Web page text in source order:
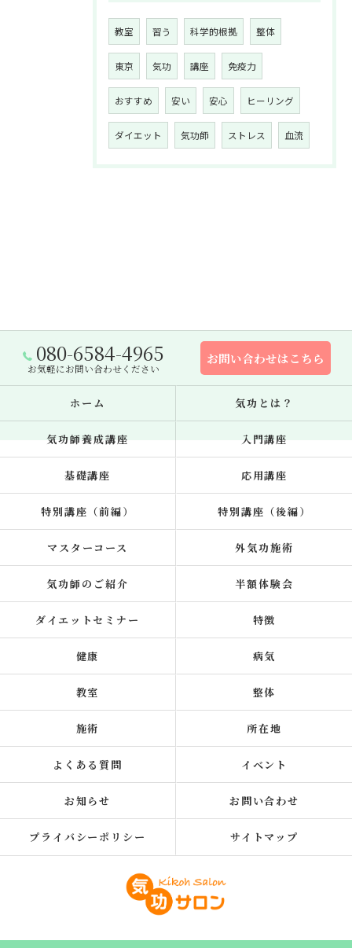
教室 習う 科学的根拠 整体
東京 気功 講座 免疫力
おすすめ 安い 安心 ヒーリング
ダイエット 気功師 ストレス 血流
080-6584-4965
お気軽にお問い合わせください
お問い合わせはこちら
ホーム 気功とは？
気功師養成講座 入門講座
基礎講座 応用講座
特別講座（前編） 特別講座（後編）
マスターコース 外気功施術
気功師のご紹介 半額体験会
ダイエットセミナー 特徴
健康 病気
教室 整体
施術 所在地
よくある質問 イベント
お知らせ お問い合わせ
プライバシーポリシー サイトマップ